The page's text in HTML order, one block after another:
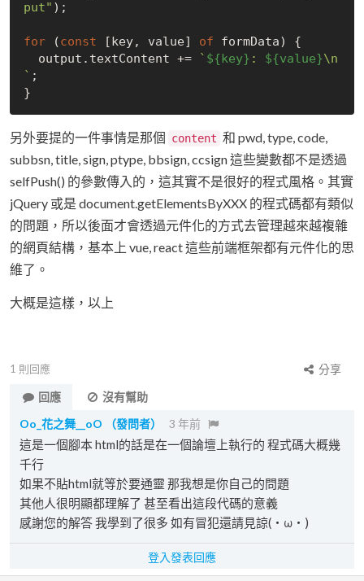
put" );
for (const [key, value] of formData) {
  output.textContent +=
` ${key} : ${value}\n
` ;
另外要提的一件事情是那個 content 和 pwd, type, code,
subbsn, title, sign, ptype, bbsign, ccsign 這些變數都不是透過
selfPush() 的參數傳入的，這其實不是很好的程式風格。其實
jQuery 或是 document.getElementsByXXX 的程式碼都有類似
的問題，所以後面才會透過元件化的方式去管理越來越複雜
的網頁結構，基本上 vue, react 這些前端框架都有元件化的思
維了。
大概是這樣，以上
1 則回應
分享
回應
沒有幫助
Oo_花之舞__oO
（發問者） 3 年前
這是一個腳本 html的話是在一個論壇上執行的 程式碼大概幾
千行
如果不貼html就等於要通靈 那我想是你自己的問題
其他人很明顯都理解了 甚至看出這段代碼的意義
感謝您的解答 我學到了很多 如有冒犯還請見諒(・ω・)
登入發表回應